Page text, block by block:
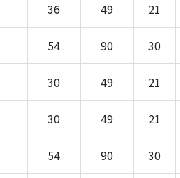
36 49 21
54 90 30
30 49 21
30 49 21
54 90 30